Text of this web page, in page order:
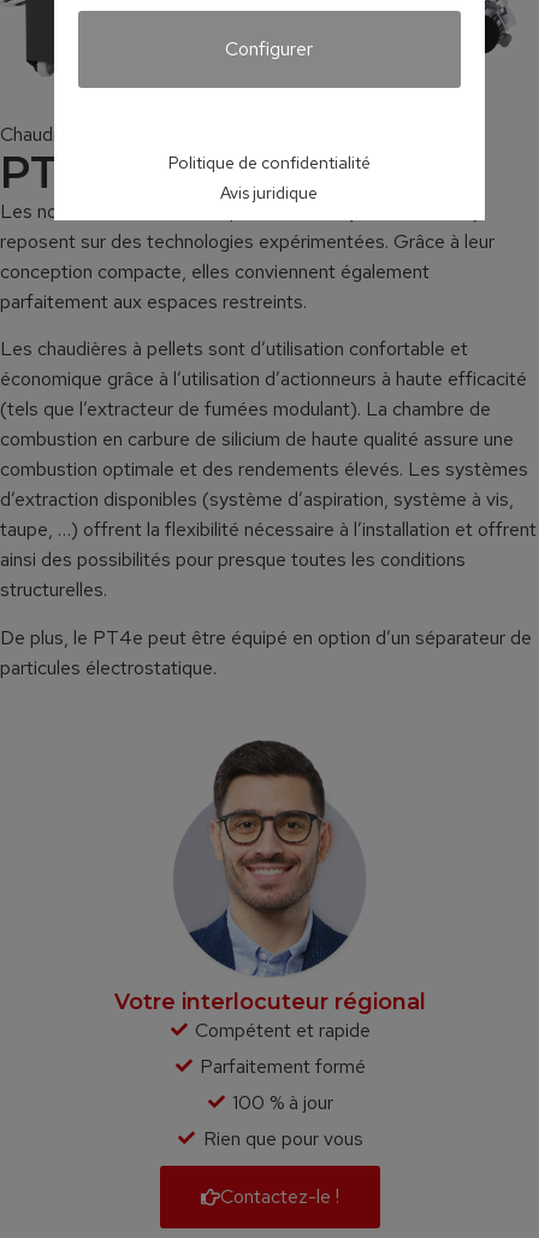
Chaudières à granulés
PT4e
Les nouvelles chaudières à pellets PT4e (100 – 250 kW)
reposent sur des technologies expérimentées. Grâce à leur
conception compacte, elles conviennent également
parfaitement aux espaces restreints.
Les chaudières à pellets sont d’utilisation confortable et
économique grâce à l’utilisation d’actionneurs à haute efficacité
(tels que l’extracteur de fumées modulant). La chambre de
combustion en carbure de silicium de haute qualité assure une
combustion optimale et des rendements élevés. Les systèmes
d’extraction disponibles (système d’aspiration, système à vis,
taupe, …) offrent la flexibilité nécessaire à l’installation et offrent
ainsi des possibilités pour presque toutes les conditions
structurelles.
De plus, le PT4e peut être équipé en option d’un séparateur de
particules électrostatique.
Votre interlocuteur régional
Compétent et rapide
Parfaitement formé
100 % à jour
Rien que pour vous
Contactez-le !
Configurer
Politique de confidentialité
Avis juridique